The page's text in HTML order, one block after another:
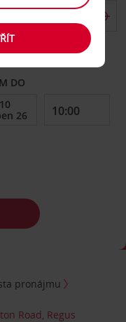
DO
pronájmu
Road, Regus